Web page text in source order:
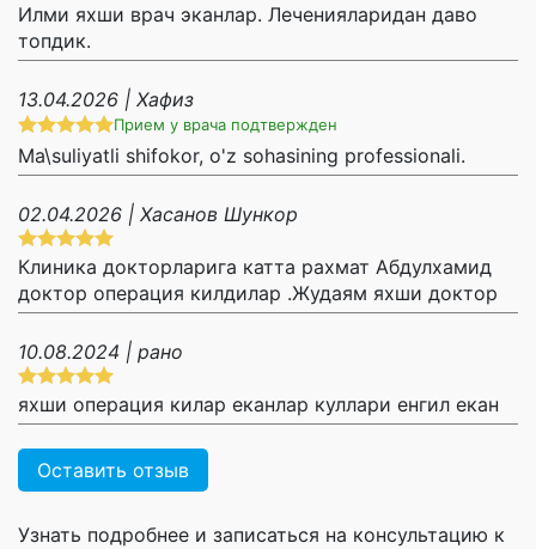
Илми яхши врач эканлар. Леченияларидан даво
топдик.
13.04.2026 | Хафиз
Прием у врача подтвержден
Ma\suliyatli shifokor, o'z sohasining professionali.
02.04.2026 | Хасанов Шункор
Клиника докторларига катта рахмат Абдулхамид
доктор операция килдилар .Жудаям яхши доктор
10.08.2024 | рано
яхши операция килар еканлар куллари енгил екан
Оставить отзыв
Узнать подробнее и записаться на консультацию к